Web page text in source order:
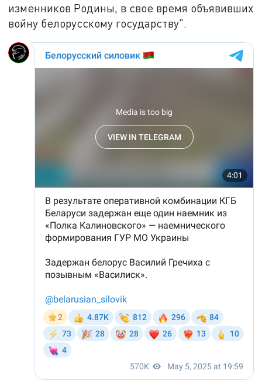
изменников Родины, в свое время объявивших
войну белорусскому государству".